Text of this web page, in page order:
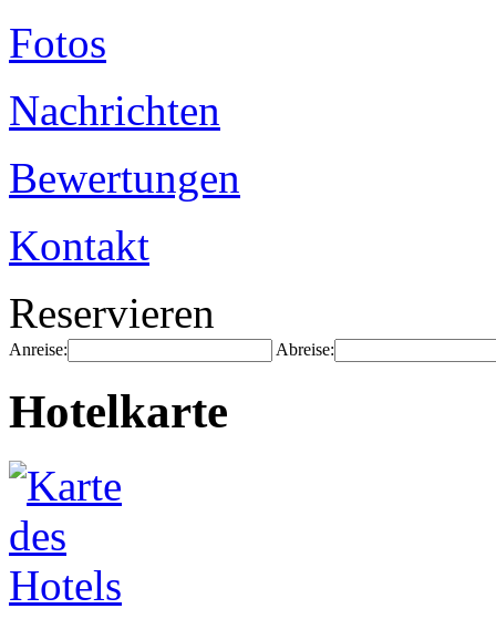
Fotos
Nachrichten
Bewertungen
Kontakt
Reservieren
Anreise: Abreise:
Hotelkarte